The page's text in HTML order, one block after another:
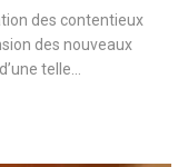
des contentieux
des nouveaux
telle…